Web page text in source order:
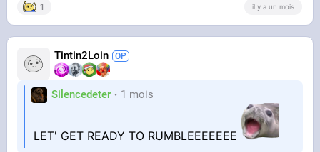
1 il y a un mois
Tintin2Loin
Silencedeter 1 mois
LET' GET READY TO RUMBLEEEEEEE